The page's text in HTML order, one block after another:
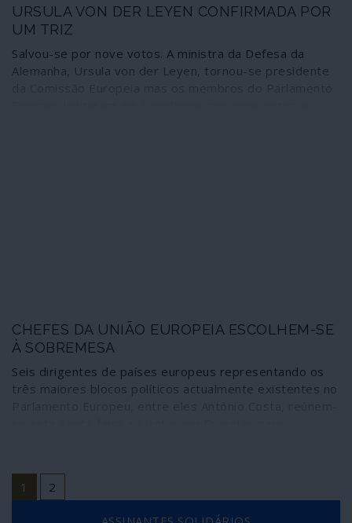
URSULA VON DER LEYEN CONFIRMADA POR
UM TRIZ
Salvou-se por nove votos. A ministra da Defesa da
Alemanha, Ursula von der Leyen, tornou-se presidente
CHEFES DA UNIÃO EUROPEIA ESCOLHEM-SE
À SOBREMESA
Seis dirigentes de países europeus representando os
três maiores blocos políticos actualmente existentes no
União Europeia.
1 2